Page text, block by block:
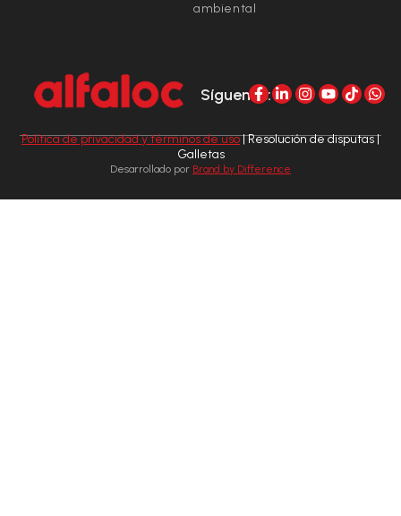
ambiental
Síguenos:
Política de privacidad y términos de uso| Resolución de disputas |
Galletas
Desarrollado por Brand by Difference